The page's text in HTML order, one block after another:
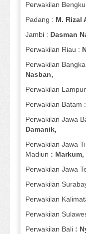
Perwakilan
Padang : M. Rizal
Jambi : Dasman
Perwakilan Riau :
Perwakilan
Nasban,
Perwakilan
Perwakilan Batam :
Perwakilan Jawa
Damanik,
Perwakilan Jawa
Madiun : Markum,
Perwakilan Jawa
Perwakilan
Perwakilan
Perwakilan
Perwakilan Bali :